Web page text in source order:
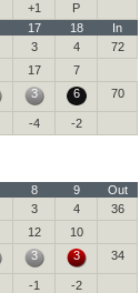
+1
P
17 18
In
3 4
72
17
7
3 6 70
-4 -2
8 9
Out
3 4
36
12
10
3 3 34
-1
-2